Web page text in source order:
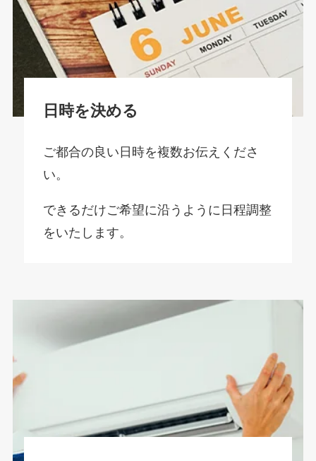
日時を決める
ご都合の良い日時を複数お伝えくださ
い。
できるだけご希望に沿うように日程調整
をいたします。